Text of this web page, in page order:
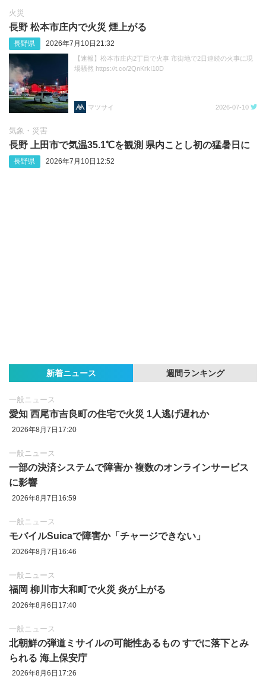
火災
長野 松本市庄内で火災 煙上がる
長野県 2026年7月10日21:32
【速報】松本市庄内2丁目で火事 市街地で2日連続の火事に現
場騒然 https://t.co/2QnKrkI10D
マツサイ 2026-07-10
気象・災害
長野 上田市で気温35.1℃を観測 県内ことし初の猛暑日に
長野県 2026年7月10日12:52
新着ニュース 週間ランキング
一般ニュース
愛知 西尾市吉良町の住宅で火災 1人逃げ遅れか
2026年8月7日17:20
一般ニュース
一部の決済システムで障害か 複数のオンラインサービス
に影響
2026年8月7日16:59
一般ニュース
モバイルSuicaで障害か「チャージできない」
2026年8月7日16:46
一般ニュース
福岡 柳川市大和町で火災 炎が上がる
2026年8月6日17:40
一般ニュース
北朝鮮の弾道ミサイルの可能性あるもの すでに落下とみ
られる 海上保安庁
2026年8月6日17:26